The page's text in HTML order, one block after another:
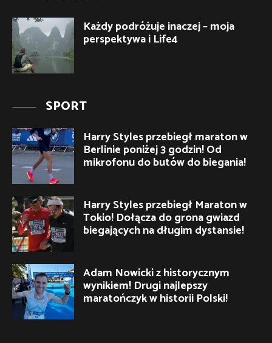
Każdy podróżuje inaczej – moja
perspektywa i Life4
SPORT
Harry Styles przebiegł maraton w
Berlinie poniżej 3 godzin! Od
mikrofonu do butów do biegania!
Harry Styles przebiegł Maraton w
Tokio! Dołącza do grona gwiazd
biegających na długim dystansie!
Adam Nowicki z historycznym
wynikiem! Drugi najlepszy
maratończyk w historii Polski!